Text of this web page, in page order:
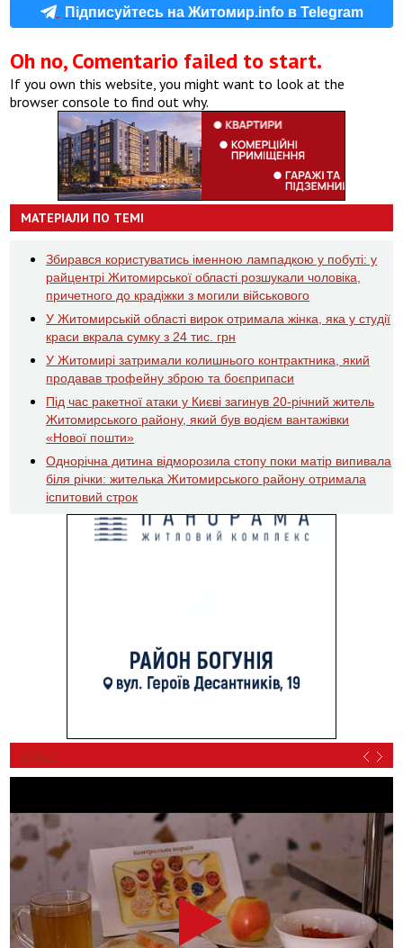
Підписуйтесь на Житомир.info в Telegram
Oh no, Comentario failed to start.
If you own this website, you might want to look at the
browser console to find out why.
МАТЕРІАЛИ ПО ТЕМІ
Збирався користуватись іменною лампадкою у побуті: у
райцентрі Житомирської області розшукали чоловіка,
причетного до крадіжки з могили військового
У Житомирській області вирок отримала жінка, яка у студії
краси вкрала сумку з 24 тис. грн
У Житомирі затримали колишнього контрактника, який
продавав трофейну зброю та боєприпаси
Під час ракетної атаки у Києві загинув 20-річний житель
Житомирського району, який був водієм вантажівки
«Нової пошти»
Однорічна дитина відморозила стопу поки матір випивала
біля річки: жителька Житомирського району отримала
іспитовий строк
ВІДЕО